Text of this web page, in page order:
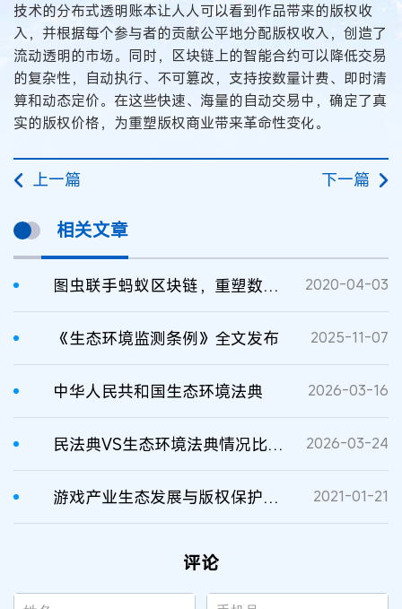
技术的分布式透明账本让人人可以看到作品带来的版权收
入，并根据每个参与者的贡献公平地分配版权收入，创造了
流动透明的市场。同时，区块链上的智能合约可以降低交易
的复杂性，自动执行、不可篡改，支持按数量计费、即时清
算和动态定价。在这些快速、海量的自动交易中，确定了真
实的版权价格，为重塑版权商业带来革命性变化。
上一篇 下一篇
相关文章
图虫联手蚂蚁区块链，重塑数字版权保护新生态 2020-04-03
《生态环境监测条例》全文发布 2025-11-07
中华人民共和国生态环境法典 2026-03-16
民法典VS生态环境法典情况比较一览表 2026-03-24
游戏产业生态发展与版权保护创新 2021-01-21
评论